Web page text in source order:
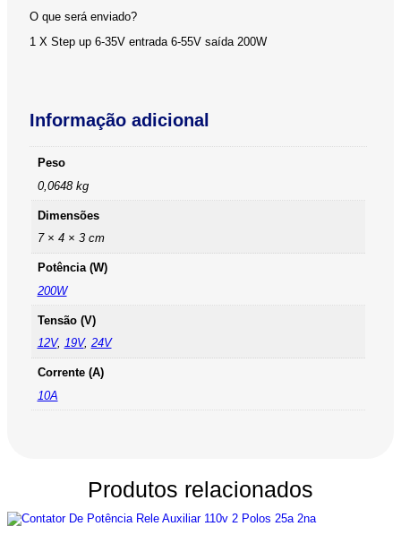
O que será enviado?
1 X Step up 6-35V entrada 6-55V saída 200W
Informação adicional
Peso
0,0648 kg
Dimensões
7 × 4 × 3 cm
Potência (W)
200W
Tensão (V)
12V, 19V, 24V
Corrente (A)
10A
Produtos relacionados